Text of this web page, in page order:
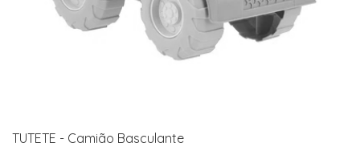
TUTETE - Camião Basculante